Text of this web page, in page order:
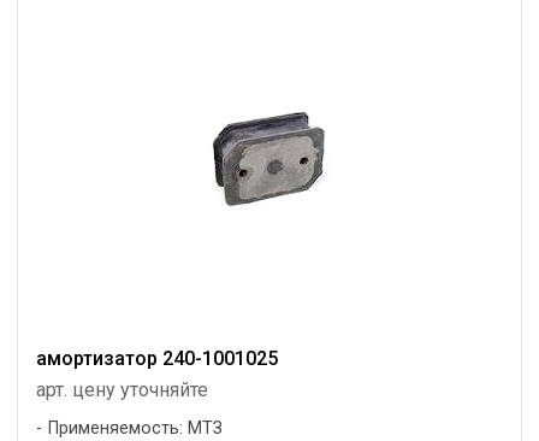
амортизатор 240-1001025
арт. цену уточняйте
Применяемость: МТЗ